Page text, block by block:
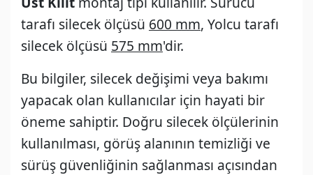
tarafı silecek ölçüsü 600 mm, Yolcu tarafı
silecek ölçüsü 575 mm'dir.
Bu bilgiler, silecek değişimi veya bakımı
yapacak olan kullanıcılar için hayati bir
öneme sahiptir. Doğru silecek ölçülerinin
kullanılması, görüş alanının temizliği ve
sürüş güvenliğinin sağlanması açısından